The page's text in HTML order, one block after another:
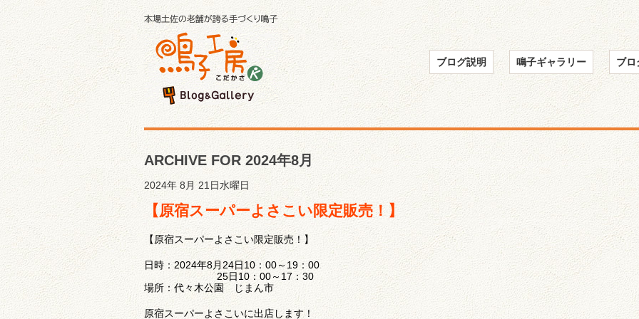
ブログ説明 鳴子ギャラリー ブロ
ARCHIVE FOR 2024年8月
2024年 8月 21日水曜日
【原宿スーパーよさこい限定販売！】
【原宿スーパーよさこい限定販売！】
日時：2024年8月24日10：00～19：00
25日10：00～17：30
場所：代々木公園 じまん市
原宿スーパーよさこいに出店します！